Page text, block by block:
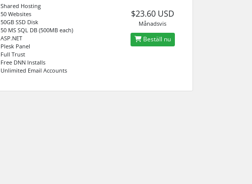
Shared Hosting
50 Websites
50GB SSD Disk
50 MS SQL DB (500MB each)
ASP.NET
Plesk Panel
Full Trust
Free DNN Installs
Unlimited Email Accounts
$23.60 USD
Månadsvis
Beställ nu